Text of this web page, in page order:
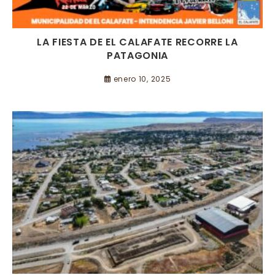
LA FIESTA DE EL CALAFATE RECORRE LA
PATAGONIA
enero 10, 2025